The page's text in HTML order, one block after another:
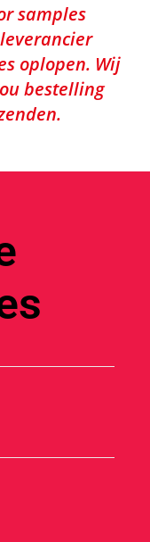
samples
oplopen. Wij
bestelling